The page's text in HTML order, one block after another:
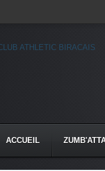
ACCUEIL